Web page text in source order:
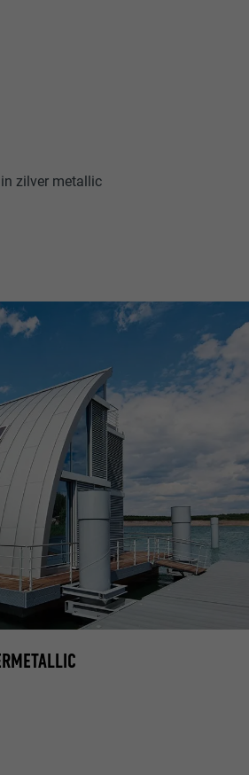
zilver metallic